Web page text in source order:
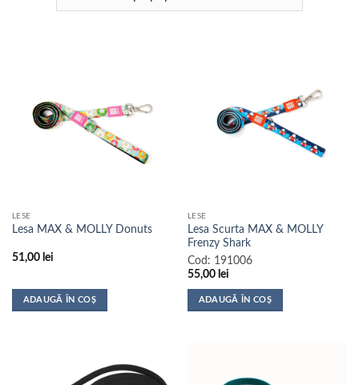
LESE
Lesa MAX & MOLLY Donuts
51,00 lei
ADAUGĂ ÎN COȘ
LESE
Lesa Scurta MAX & MOLLY
Frenzy Shark
Cod: 191006
55,00 lei
ADAUGĂ ÎN COȘ